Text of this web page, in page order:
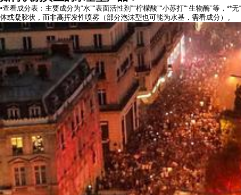
•查看成分表：主要成分为“水”“表面活性剂”“柠檬酸”“小苏打”“生物酶”等，**
体或凝胶状，而非高挥发性喷雾（部分泡沫型也可能为水基，需看成分）。